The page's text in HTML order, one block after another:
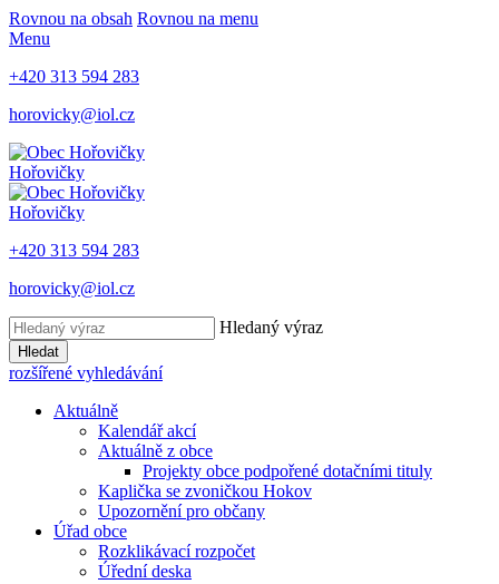
Rovnou na obsah Rovnou na menu
Menu
+420 313 594 283
horovicky@iol.cz
Hořovičky
Hořovičky
+420 313 594 283
horovicky@iol.cz
Hledaný výraz
Hledat
rozšířené vyhledávání
Aktuálně
Kalendář akcí
Aktuálně z obce
Projekty obce podpořené dotačními tituly
Kaplička se zvoničkou Hokov
Upozornění pro občany
Úřad obce
Rozklikávací rozpočet
Úřední deska